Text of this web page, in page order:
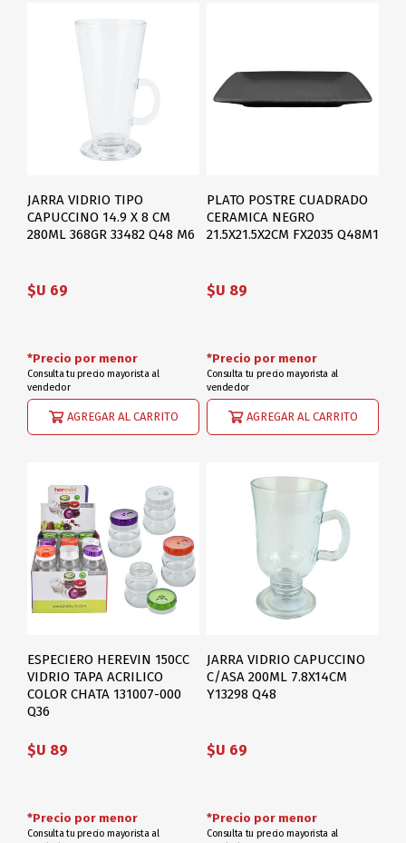
JARRA VIDRIO TIPO
CAPUCCINO 14.9 X 8 CM
280ML 368GR 33482 Q48 M6
$U 69
AGREGAR AL CARRITO
*Precio por menor
Consulta tu precio mayorista al
vendedor
PLATO POSTRE CUADRADO
CERAMICA NEGRO
21.5X21.5X2CM FX2035 Q48M1
$U 89
AGREGAR AL CARRITO
*Precio por menor
Consulta tu precio mayorista al
vendedor
ESPECIERO HEREVIN 150CC
VIDRIO TAPA ACRILICO
COLOR CHATA 131007-000
Q36
$U 89
*Precio por menor
Consulta tu precio mayorista al
JARRA VIDRIO CAPUCCINO
C/ASA 200ML 7.8X14CM
Y13298 Q48
$U 69
*Precio por menor
Consulta tu precio mayorista al